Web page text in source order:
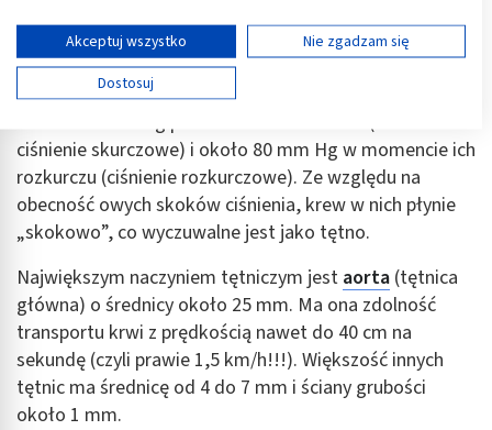
mięśniowa, dzięki swojej budowie są w stanie oprzeć
się wysokiemu ciśnieniu podczas skurczu serca.
Ciśnienie to podlega cyklicznym zmianom i wynosi
około 120 mm Hg podczas skurczu komór (tzw.
ciśnienie skurczowe) i około 80 mm Hg w momencie ich
rozkurczu (ciśnienie rozkurczowe). Ze względu na
obecność owych skoków ciśnienia, krew w nich płynie
„skokowo”, co wyczuwalne jest jako tętno.
Największym naczyniem tętniczym jest aorta (tętnica
główna) o średnicy około 25 mm. Ma ona zdolność
transportu krwi z prędkością nawet do 40 cm na
sekundę (czyli prawie 1,5 km/h!!!). Większość innych
tętnic ma średnicę od 4 do 7 mm i ściany grubości
około 1 mm.
Wyświetl listę partnerów (11 dostawców IAB)
Używamy Twoich danych w następujących celach:
Cele przetwarzania IAB:
Przechowywanie informacji na urządzeniu lub
dostęp do nich
Wykorzystywanie ograniczonych danych do
wyboru reklam
reklam
Wykorzystanie profili do wyboru
spersonalizowanych reklam
Tworzenie profili w celu personalizacji treści
Akceptuj wszystko
Nie zgadzam się
Dostosuj